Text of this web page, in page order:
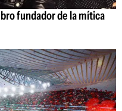
fundador de la mítica